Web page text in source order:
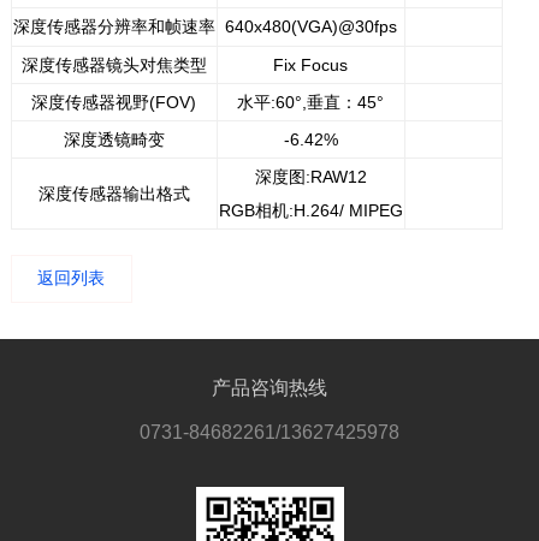
深度传感器分辨率和帧速率 640x480(VGA)@30fps
深度传感器镜头对焦类型
Fix Focus
深度传感器视野(FOV)
水平:60°,垂直：45°
深度透镜畸变
-6.42%
深度传感器输出格式
深度图:RAW12
RGB相机:H.264/ MIPEG
返回列表
产品咨询热线
0731-84682261/13627425978